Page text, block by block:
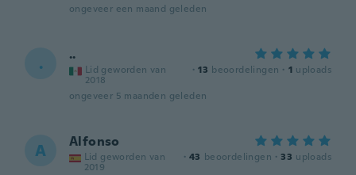
ongeveer een maand geleden
. ..
Lid geworden van
2018
· 13 beoordelingen · 1 uploads
ongeveer 5 maanden geleden
A Alfonso
Lid geworden van
2019
· 43 beoordelingen · 33 uploads